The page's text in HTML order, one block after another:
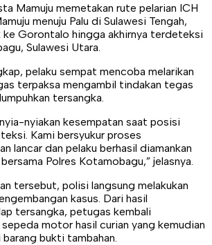
Mamuju memetakan rute pelarian ICH
menuju Palu di Sulawesi Tengah,
ke Gorontalo hingga akhirnya terdeteksi
Sulawesi Utara.
pelaku sempat mencoba melarikan
terpaksa mengambil tindakan tegas
tersangka.
nyiakan kesempatan saat posisi
Kami bersyukur proses
lancar dan pelaku berhasil diamankan
Polres Kotamobagu,” jelasnya.
tersebut, polisi langsung melakukan
kasus. Dari hasil
tersangka, petugas kembali
sepeda motor hasil curian yang kemudian
bukti tambahan.